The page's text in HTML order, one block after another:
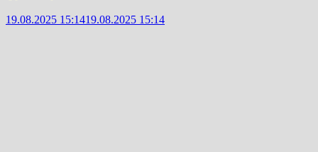
19.08.2025 15:1419.08.2025 15:14